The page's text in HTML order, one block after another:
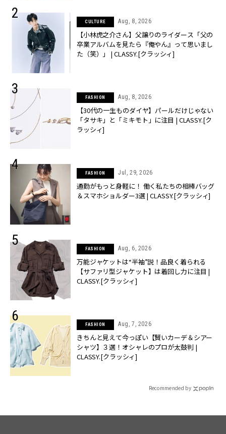
CULTURE Aug, 8, 2026
【小林虎之介さん】父譲りのライダース「父の
卒業アルバムを見たら『俺やん』って思いまし
た（笑）」 | CLASSY.[クラッシィ]
FASHION Aug, 8, 2026
【30代の一生ものダイヤ】パールだけじゃない
「タサキ」と「ミキモト」に注目 | CLASSY.[ク
ラッシィ]
FASHION Jul, 29, 2026
通勤がもっと身軽に！ 働く私たちの相棒バッグ
＆スマホショルダー3選 | CLASSY.[クラッシィ]
FASHION Aug, 6, 2026
万能ジャケットは“半袖”説！品良く着られる
【サファリ型ジャケット】は着回し力に注目 |
CLASSY.[クラッシィ]
FASHION Aug, 7, 2026
きちんと見えて今っぽい【賢いカーデ＆シアー
シャツ】３選！オシャレのプロが太鼓判 |
CLASSY.[クラッシィ]
Recommended by